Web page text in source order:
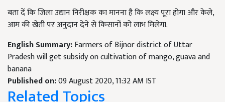
बता दें कि जिला उद्यान निरीक्षक का मानना है कि लक्ष्य पूरा होगा और केले,
आम की खेती पर अनुदान देने से किसानों को लाभ मिलेगा.
English Summary:Farmers of Bijnor district of Uttar
Pradesh will get subsidy on cultivation of mango, guava and
banana
Published on:09 August 2020, 11:32 AM IST